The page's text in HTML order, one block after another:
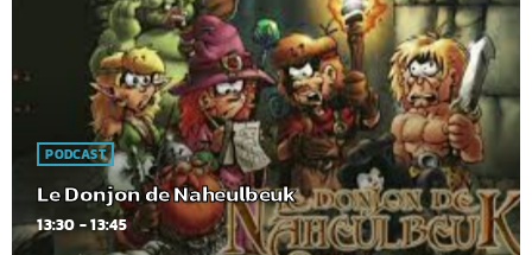
PODCAST
Le Donjon de Naheulbeuk
13:30 - 13:45